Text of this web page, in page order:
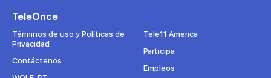
pestañapestañapestañapestaña
TeleOnce
Términos de uso y Políticas de
Privacidad
Contáctenos
Tele11 America
Participa
Empleos